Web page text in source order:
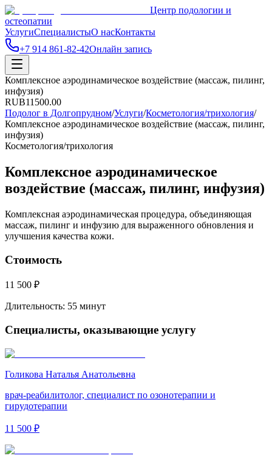
Центр подологии и
остеопатии
УслугиСпециалистыО насКонтакты
+7 914 861-82-42Онлайн запись
Комплексное аэродинамическое воздействие (массаж, пилинг,
инфузия)
RUB11500.00
Подолог в Долгопрудном/Услуги/Косметология/трихология/
Комплексное аэродинамическое воздействие (массаж, пилинг,
инфузия)
Косметология/трихология
Комплексное аэродинамическое
воздействие (массаж, пилинг, инфузия)
Комплексная аэродинамическая процедура, объединяющая
массаж, пилинг и инфузию для выраженного обновления и
улучшения качества кожи.
Стоимость
11 500 ₽
Длительность: 55 минут
Специалисты, оказывающие услугу
Голикова Наталья Анатольевна
врач-реабилитолог, специалист по озонотерапии и
гирудотерапии
11 500 ₽